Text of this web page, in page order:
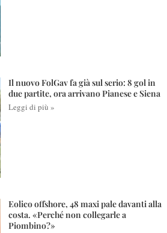
Il nuovo FolGav fa già sul serio: 8 gol in
due partite, ora arrivano Pianese e Siena
Leggi di più »
Eolico offshore, 48 maxi pale davanti alla
costa. «Perché non collegarle a
Piombino?»